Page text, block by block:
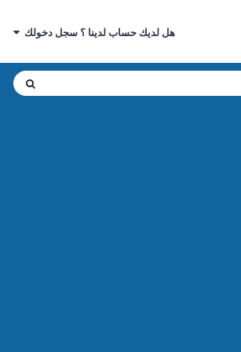
هل لديك حساب لدينا ؟ سجل دخولك